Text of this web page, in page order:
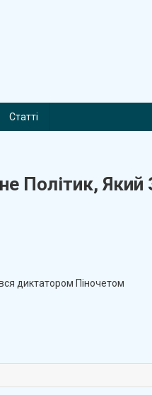
Статті
Політик,
диктатором Піночетом